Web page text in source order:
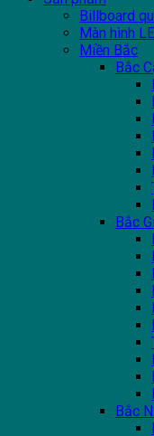
Billboard
Màn hình
Miền Bắc
Bắc
Bắc
Bắc